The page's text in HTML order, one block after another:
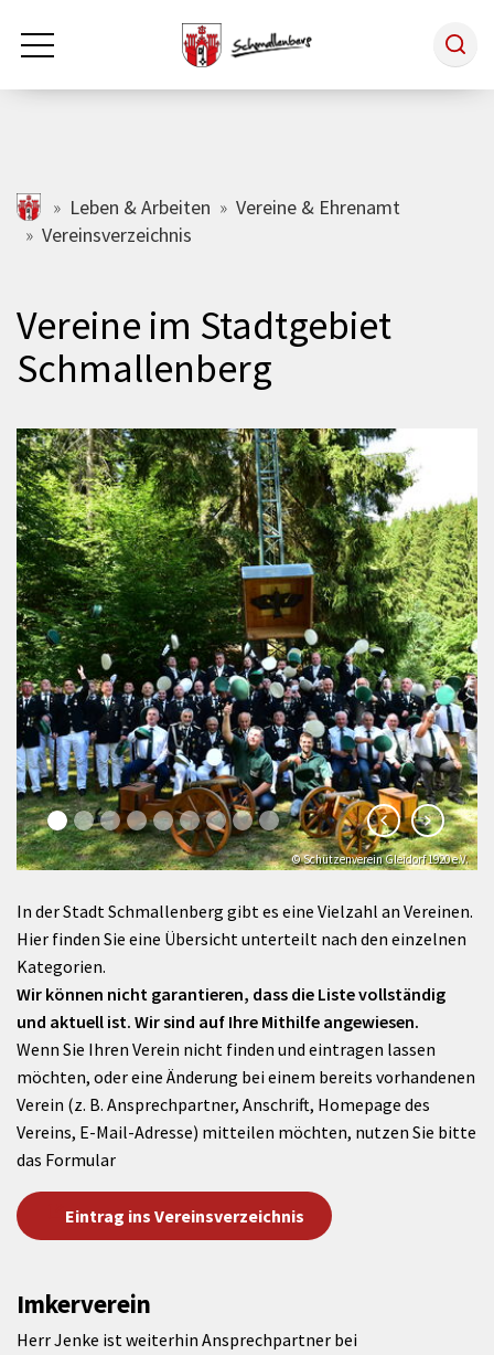
Zum Hauptinhalt springen
Rathaus & Politik
Tourismus
Wirtschaft
schmallenberg.de
Leben & Arbeiten
Vereine & Ehrenamt
Vereinsverzeichnis
Vereine im Stadtgebiet
Schmallenberg
© Schützenverein Gleidorf 1920 e.V.
In der Stadt Schmallenberg gibt es eine Vielzahl an Vereinen.
Hier finden Sie eine Übersicht unterteilt nach den einzelnen
Kategorien.
Wir können nicht garantieren, dass die Liste vollständig
und aktuell ist. Wir sind auf Ihre Mithilfe angewiesen.
Wenn Sie Ihren Verein nicht finden und eintragen lassen
möchten, oder eine Änderung bei einem bereits vorhandenen
Verein (z. B. Ansprechpartner, Anschrift, Homepage des
Vereins, E-Mail-Adresse) mitteilen möchten, nutzen Sie bitte
das Formular
Eintrag ins Vereinsverzeichnis
Imkerverein
Herr Jenke ist weiterhin Ansprechpartner bei